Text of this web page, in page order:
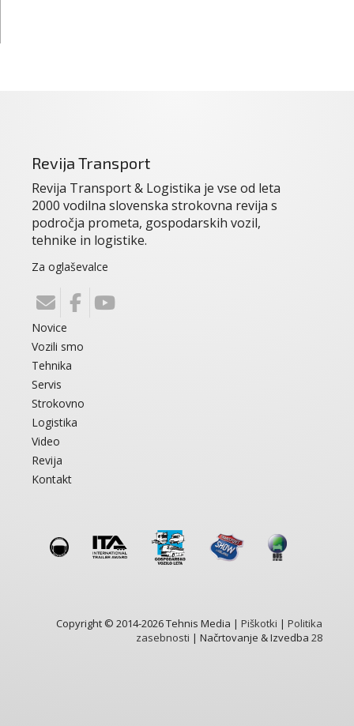
Revija Transport
Revija Transport & Logistika je vse od leta
2000 vodilna slovenska strokovna revija s
področja prometa, gospodarskih vozil,
tehnike in logistike.
Za oglaševalce
Novice
Vozili smo
Tehnika
Servis
Strokovno
Logistika
Video
Revija
Kontakt
Copyright © 2014-2026 Tehnis Media | Piškotki | Politika
zasebnosti | Načrtovanje & Izvedba 28